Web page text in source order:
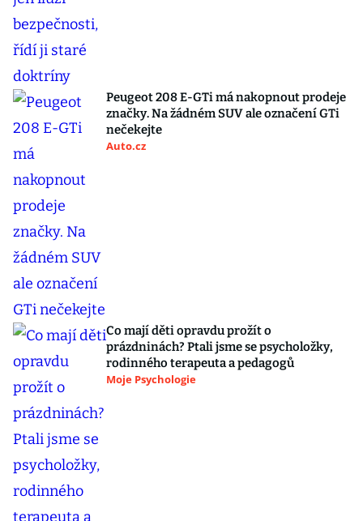
Peugeot 208 E-GTi má nakopnout prodeje
značky. Na žádném SUV ale označení GTi
nečekejte
Auto.cz
Co mají děti opravdu prožít o
prázdninách? Ptali jsme se psycholožky,
rodinného terapeuta a pedagogů
Moje Psychologie